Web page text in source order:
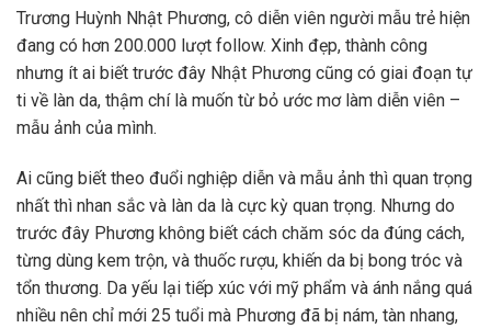
Trương Huỳnh Nhật Phương, cô diễn viên người mẫu trẻ hiện
đang có hơn 200.000 lượt follow. Xinh đẹp, thành công
nhưng ít ai biết trước đây Nhật Phương cũng có giai đoạn tự
ti về làn da, thậm chí là muốn từ bỏ ước mơ làm diễn viên –
mẫu ảnh của mình.
Ai cũng biết theo đuổi nghiệp diễn và mẫu ảnh thì quan trọng
nhất thì nhan sắc và làn da là cực kỳ quan trọng. Nhưng do
trước đây Phương không biết cách chăm sóc da đúng cách,
từng dùng kem trộn, và thuốc rượu, khiến da bị bong tróc và
tổn thương. Da yếu lại tiếp xúc với mỹ phẩm và ánh nắng quá
nhiều nên chỉ mới 25 tuổi mà Phương đã bị nám, tàn nhang,